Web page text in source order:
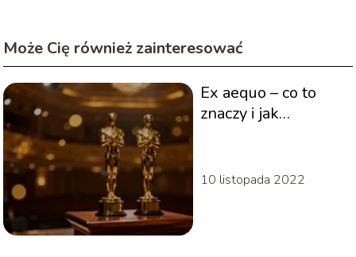
Może Cię również zainteresować
Ex aequo – co to
znaczy i jak
10 listopada 2022